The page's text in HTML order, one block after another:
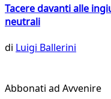
Tacere davanti alle
neutrali
di Luigi Ballerini
Abbonati ad Avvenire